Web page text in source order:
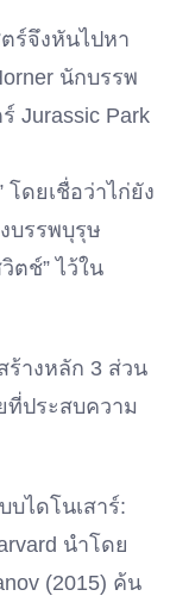
ร์จึงหันไปหา
นักบรรพ
Jurassic Park
โดยเชื่อว่าไก่ยัง
บรรพบุรุษ
ตช์” ไว้ใน
ร้างหลัก 3 ส่วน
ที่ประสบความ
บไดโนเสาร์:
นำโดย
(2015) ค้น